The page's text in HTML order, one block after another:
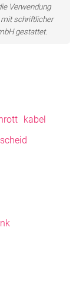
Verwendung
mit schriftlicher
gestattet.
kabel